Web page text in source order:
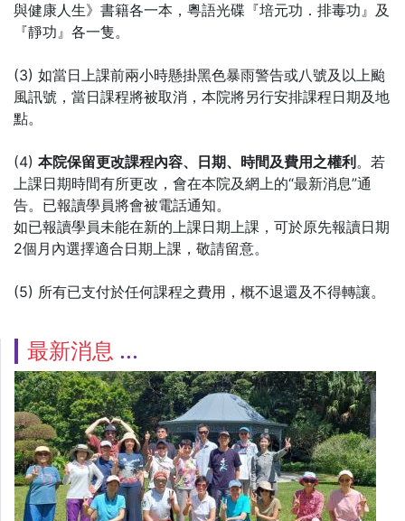
與健康人生》書籍各一本，粵語光碟『培元功．排毒功』及
『靜功』各一隻。
(3) 如當日上課前兩小時懸掛黑色暴雨警告或八號及以上颱
風訊號，當日課程將被取消，本院將另行安排課程日期及地
點。
(4) 本院保留更改課程內容、日期、時間及費用之權利 。若
上課日期時間有所更改，會在本院及網上的“最新消息”通
告。已報讀學員將會被電話通知。
如已報讀學員未能在新的上課日期上課，可於原先報讀日期
2個月內選擇適合日期上課，敬請留意。
(5) 所有已支付於任何課程之費用，概不退還及不得轉讓。
最新消息